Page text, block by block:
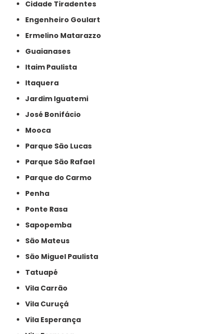
Cidade Tiradentes
Engenheiro Goulart
Ermelino Matarazzo
Guaianases
Itaim Paulista
Itaquera
Jardim Iguatemi
José Bonifácio
Mooca
Parque São Lucas
Parque São Rafael
Parque do Carmo
Penha
Ponte Rasa
Sapopemba
São Mateus
São Miguel Paulista
Tatuapé
Vila Carrão
Vila Curuçá
Vila Esperança